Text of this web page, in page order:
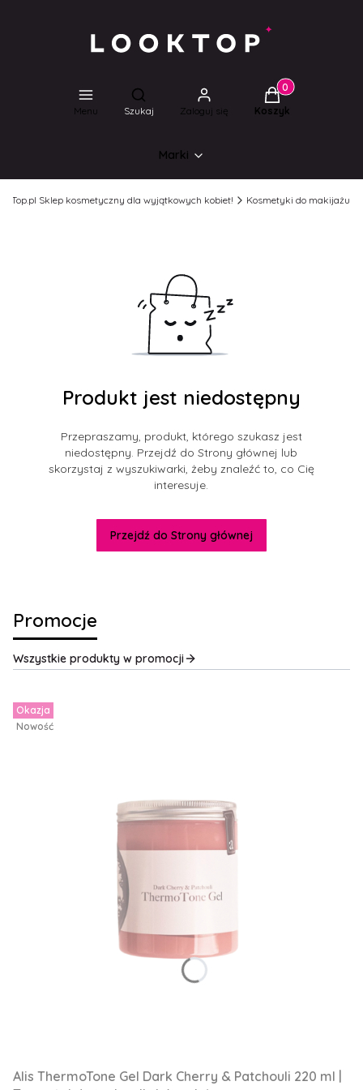
Menu
Otwórz wyszukiwarkę
Szukaj Zaloguj się
Produkty w
Koszyk
Marki
Sklep kosmetyczny dla wyjątkowych kobiet! Kosmetyki do makijażu
Produkt jest niedostępny
Przepraszamy, produkt, którego szukasz jest
niedostępny. Przejdź do Strony głównej lub
skorzystaj z wyszukiwarki, żeby znaleźć to, co Cię
interesuje.
Przejdź do Strony głównej
Promocje
Wszystkie produkty w promocji
Okazja
Nowość
Alis ThermoTone Gel Dark Cherry & Patchouli 220 ml |